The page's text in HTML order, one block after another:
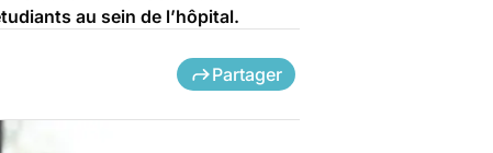
au sein de l’hôpital.
Partager